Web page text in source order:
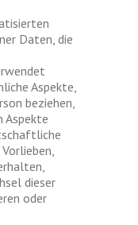
Daten, die
Aspekte,
beziehen,
Aspekte
dieser
oder